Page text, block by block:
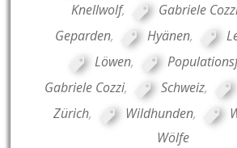
Knellwolf, Gabriele
Geparden, Hyänen,
Löwen,
Gabriele Cozzi, Schweiz,
Zürich, Wildhunden,
Wölfe